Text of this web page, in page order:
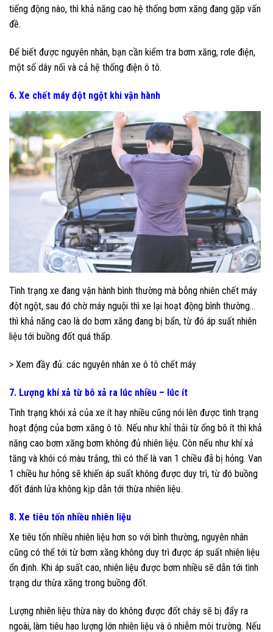
tiếng động nào, thì khả năng cao hệ thống bơm xăng đang gặp vấn
đề.
Để biết được nguyên nhân, bạn cần kiểm tra bơm xăng, rơle điện,
một số dây nối và cả hệ thống điện ô tô.
6. Xe chết máy đột ngột khi vận hành
Tình trạng xe đang vận hành bình thường mà bỗng nhiên chết máy
đột ngột, sau đó chờ máy nguội thì xe lại hoạt động bình thường…
thì khả năng cao là do bơm xăng đang bị bẩn, từ đó áp suất nhiên
liệu tới buồng đốt quá thấp.
> Xem đầy đủ: các nguyên nhân xe ô tô chết máy
7. Lượng khí xả từ bô xả ra lúc nhiều – lúc ít
Tình trạng khói xả của xe ít hay nhiều cũng nói lên được tình trạng
hoạt động của bơm xăng ô tô. Nếu như khỉ thải từ ống bô ít thì khả
năng cao bơm xăng bơm không đủ nhiên liệu. Còn nếu như khí xả
tăng và khói có màu trắng, thì có thể là van 1 chiều đã bị hỏng. Van
1 chiều hư hỏng sẽ khiến áp suất không được duy trì, từ đó buồng
đốt đánh lửa không kịp dẫn tới thừa nhiên liệu.
8. Xe tiêu tốn nhiều nhiên liệu
Xe tiêu tốn nhiều nhiên liệu hơn so với bình thường, nguyên nhân
cũng có thể tới từ bơm xăng không duy trì được áp suất nhiên liệu
ổn định. Khi áp suất cao, nhiên liệu được bơm nhiều sẽ dẫn tới tình
trạng dư thừa xăng trong buồng đốt.
Lượng nhiên liệu thừa này do không được đốt cháy sẽ bị đẩy ra
ngoài, làm tiêu hao lượng lớn nhiên liệu và ô nhiễm môi trường. Nếu